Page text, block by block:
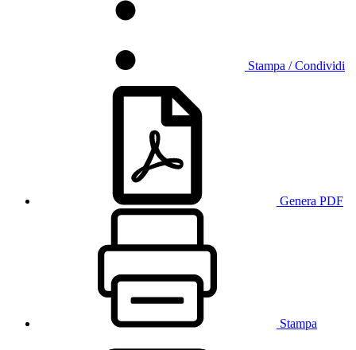
Stampa / Condividi
Genera PDF
Stampa